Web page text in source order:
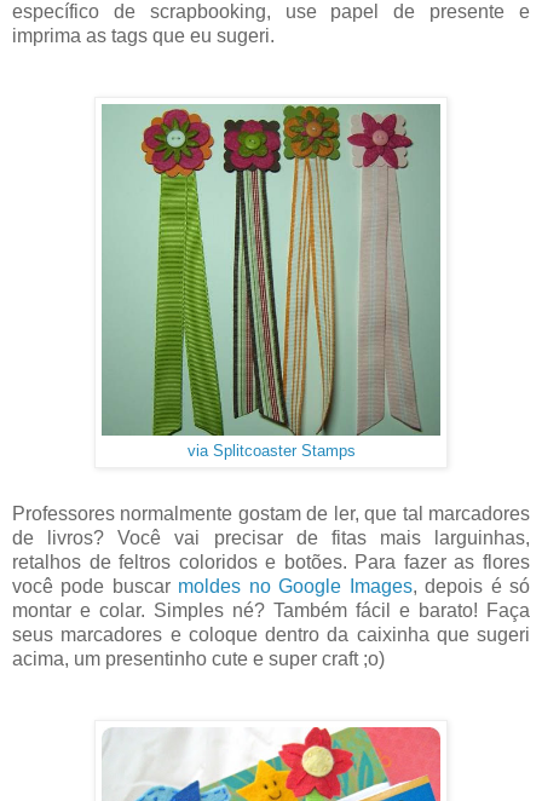
específico de scrapbooking, use papel de presente e
imprima as tags que eu sugeri.
via Splitcoaster Stamps
Professores normalmente gostam de ler, que tal marcadores
de livros? Você vai precisar de fitas mais larguinhas,
retalhos de feltros coloridos e botões. Para fazer as flores
você pode buscar moldes no Google Images, depois é só
montar e colar. Simples né? Também fácil e barato! Faça
seus marcadores e coloque dentro da caixinha que sugeri
acima, um presentinho cute e super craft ;o)